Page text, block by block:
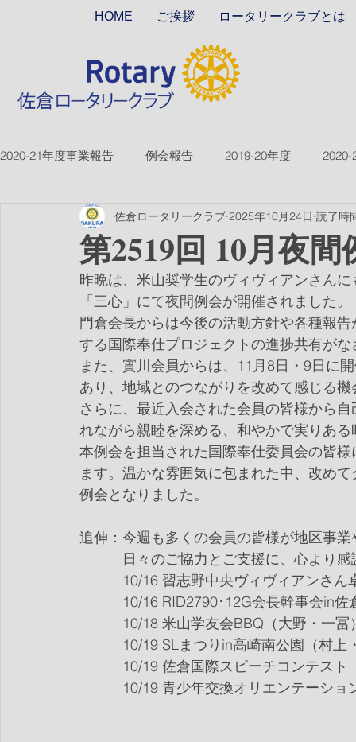
HOME ご挨拶 ロータリークラブとは
2020-21年度事業報告 例会報告 2019-20年度 2020-
2018-19ver2 2017-18ver2 2021-22年度
2026-27年度
第2519回 10月夜間
佐倉ロータリークラブ 2025年10月24日 読了時
昨晩は、米山奨学生のヴィヴィアンさん
「三心」にて夜間例会が開催されました。
門倉会長からは今後の活動方針や各種報
する国際奉仕プロジェクトの進捗共有が
また、實川会員からは、11月8日・9日に
あり、地域とのつながりを改めて感じる
さらに、最近入会された会員の皆様から
れながら親睦を深める、和やかで実りあ
本例会を担当された国際奉仕委員会の皆
ます。温かな雰囲気に包まれた中、改め
例会となりました。
追伸：今週も多くの会員の皆様が地区事
日々のご協力とご支援に、心より
10/16 習志野中央ヴィヴィアンさん
10/16 RID2790･12G会長幹事会in佐
10/18 米山学友会BBQ（大野・一冨
10/19 SLまつりin高崎南公園（村上
10/19 佐倉国際スピーチコンテスト
10/19 青少年交換オリエンテーショ